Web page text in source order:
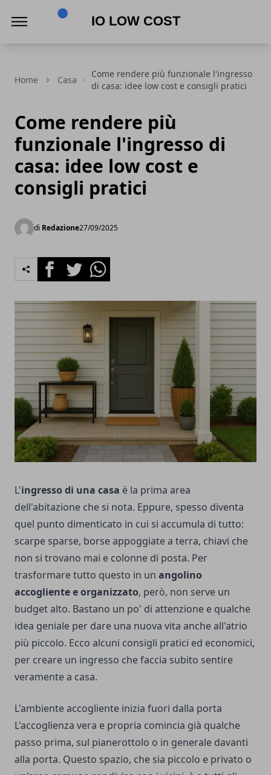
Home Casa
Come rendere più funzionale l'ingresso
di casa: idee low cost e consigli pratici
Come rendere più
funzionale l'ingresso di
casa: idee low cost e
consigli pratici
di Redazione27/09/2025
FacebookTwitterWhatsapp
L'ingresso di una casa è la prima area
dell'abitazione che si nota. Eppure, spesso diventa
quel punto dimenticato in cui si accumula di tutto:
scarpe sparse, borse appoggiate a terra, chiavi che
non si trovano mai e colonne di posta. Per
trasformare tutto questo in un angolino
accogliente e organizzato, però, non serve un
budget alto. Bastano un po' di attenzione e qualche
idea geniale per dare una nuova vita anche all'atrio
più piccolo. Ecco alcuni consigli pratici ed economici,
per creare un ingresso che faccia subito sentire
veramente a casa.
L'ambiente accogliente inizia fuori dalla porta
L'accoglienza vera e propria comincia già qualche
passo prima, sul pianerottolo o in generale davanti
alla porta. Questo spazio, che sia piccolo e privato o